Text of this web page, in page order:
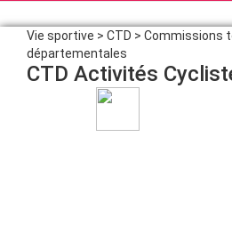
Vie sportive > CTD > Commissions
départementales
CTD Activités